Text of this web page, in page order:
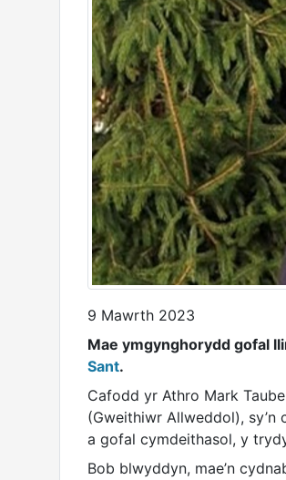
9 Mawrth 2023
Mae ymgynghorydd gofal
Sant.
Cafodd yr Athro Mark
(Gweithiwr Allweddol),
a gofal cymdeithasol, y
Bob blwyddyn, mae’n